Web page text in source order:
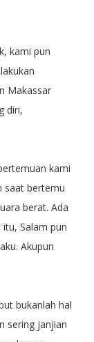
kami pun
Makassar
diri,
kami
saat bertemu
berat. Ada
Salam pun
Akupun
bukanlah hal
sering janjian